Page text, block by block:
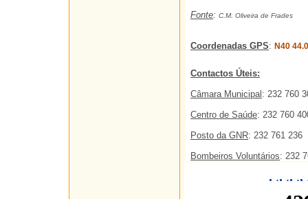
Fonte: C.M. Oliveira de Frades
Coordenadas GPS: N40
Contactos Úteis:
Câmara Municipal : 232 760
Centro de Saúde: 232 760
Posto da GNR: 232 761 236
Bombeiros Voluntários: 232
. .. .. ..